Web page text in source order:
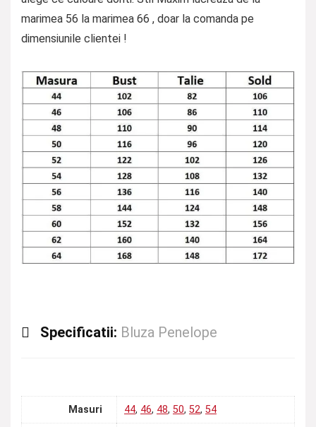
marimea 56 la marimea 66 , doar la comanda pe
dimensiunile clientei !
Specificatii: Bluza Penelope
Masuri 44, 46, 48, 50, 52, 54